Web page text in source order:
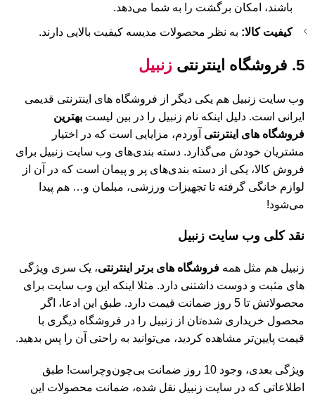
باشند، امکان برگشت را به شما می‌دهد.
کیفیت کالا: به نظر محصولات مدیسه کیفیت بالایی دارند.
5. فروشگاه اینترنتی زنبیل
وب سایت زنبیل هم یکی دیگر از فروشگاه های اینترنتی قدیمی
ایرانی است. دلیل اینکه نام زنبیل را در بین لیست بهترین
فروشگاه های اینترنتی آوردم، مزایایی است که در اختیار
مشتریان خودش می‌گذارد. دسته بندی‌های وب سایت زنبیل برای
فروش کالا، یکی از دسته بندی‌های پر و پیمان است که در آن از
لوازم خانگی گرفته تا تجهیزات ورزشی، مبلمان و… هم پیدا
می‌شود!
نقد کلی وب سایت زنبیل
زنبیل هم مثل همه فروشگاه های برتر اینترنتی، یک سری ویژگی
های مثبت و دوست داشتنی دارد. مثلا اینکه این وب سایت برای
محصولاتش تا 5 روز ضمانت قیمت دارد. طبق این ادعا، اگر
محصول خریداری شده‌تان از زنبیل را در فروشگاه دیگری با
قیمت پایین‌تر مشاهده کردید، می‌توانید به راحتی آن را پس بدهید.
ویژگی بعدی، وجود 10 روز ضمانت بی‌چون‌وچراست! طبق
اطلاعاتی که در سایت زنبیل نقل شده، ضمانت محصولات این